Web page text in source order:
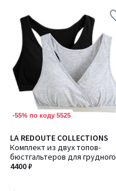
-55% по коду 5525
LA REDOUTE COLLECTIONS
Комплект из двух топов-
бюстгальтеров для грудного
вскармливания из хлопка
4400 ₽
1,6
/ 5